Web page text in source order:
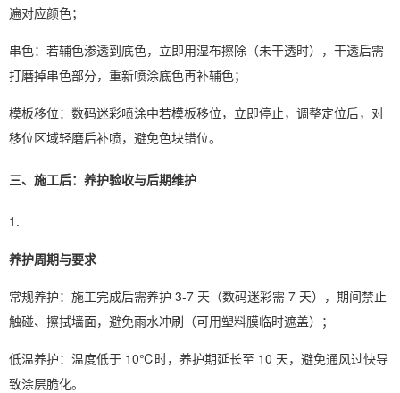
遍对应颜色；
串色：若辅色渗透到底色，立即用湿布擦除（未干透时），干透后需
打磨掉串色部分，重新喷涂底色再补辅色；
模板移位：数码迷彩喷涂中若模板移位，立即停止，调整定位后，对
移位区域轻磨后补喷，避免色块错位。
三、施工后：养护验收与后期维护
养护周期与要求
常规养护：施工完成后需养护 3-7 天（数码迷彩需 7 天），期间禁止
触碰、擦拭墙面，避免雨水冲刷（可用塑料膜临时遮盖）；
低温养护：温度低于 10℃时，养护期延长至 10 天，避免通风过快导
致涂层脆化。